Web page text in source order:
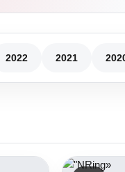
2022 2021